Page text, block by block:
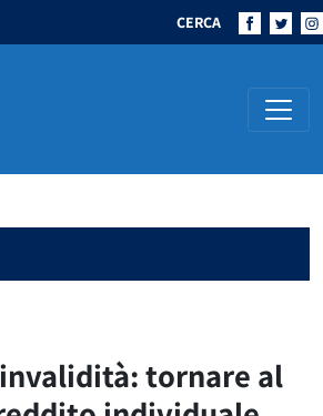
CERCA
tornare al